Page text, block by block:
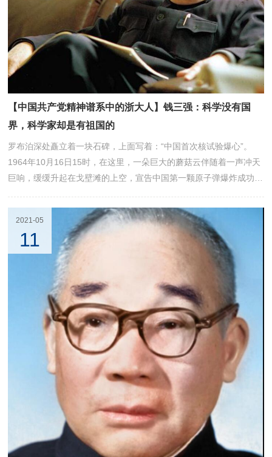
【中国共产党精神谱系中的浙大人】钱三强：科学没有国
界，科学家却是有祖国的
罗布泊深处矗立着一块石碑，上面写着：“中国首次核试验爆心”。
1964年10月16日15时，在这里，一朵巨大的蘑菇云伴随着一声冲天
巨响，缓缓升起在戈壁滩的上空，宣告中国第一颗原子弹爆炸成功。
器的国家，打破了超级大国的核垄断。这一天，恰好是钱三强51岁
生日，他魂牵心系的原子梦终告实现。全世界从此记住了一个名字：
钱三强。 “学以致用，报效祖国”1937年夏秋之交，在卢沟桥的炮声
响起之际，24岁的钱三强以报国之志远赴欧洲，进入世界上原子核
科学研究最先进的机构之一巴黎大学居...
2021-05
11